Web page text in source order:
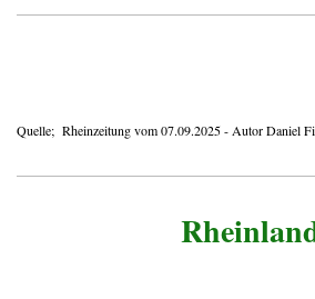
Quelle; Rheinzeitung vom 07.09.2025 - Autor Daniel